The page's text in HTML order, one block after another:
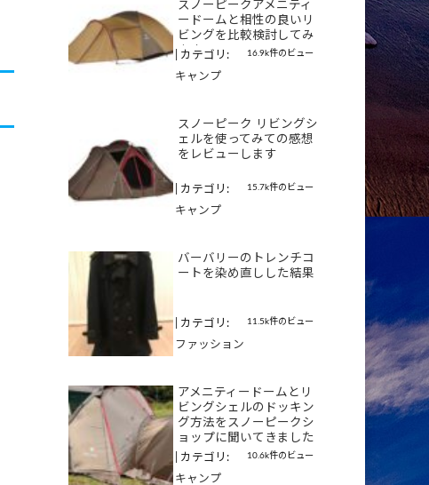
スノーピークアメニティ
ードームと相性の良いリ
ビングを比較検討してみ
ます
16.9k件のビュー
カテゴリ:
キャンプ
スノーピーク リビングシ
ェルを使ってみての感想
をレビューします
15.7k件のビュー
カテゴリ:
キャンプ
バーバリーのトレンチコ
ートを染め直しした結果
11.5k件のビュー
カテゴリ:
ファッション
アメニティードームとリ
ビングシェルのドッキン
グ方法をスノーピークシ
ョップに聞いてきました
10.6k件のビュー
カテゴリ:
キャンプ